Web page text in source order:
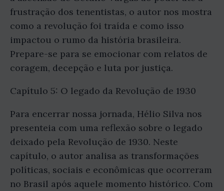
frustração dos tenentistas, o autor nos mostra
como a revolução foi traída e como isso
impactou o rumo da história brasileira.
Prepare-se para se emocionar com relatos de
coragem, decepção e luta por justiça.
Capítulo 5: O legado da Revolução de 1930
Para encerrar nossa jornada, Hélio Silva nos
presenteia com uma reflexão sobre o legado
deixado pela Revolução de 1930. Neste
capítulo, o autor analisa as transformações
políticas, sociais e econômicas que ocorreram
no Brasil após aquele momento histórico. Com